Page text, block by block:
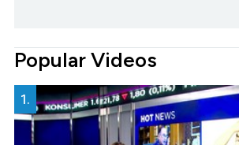
Popular Videos
1.